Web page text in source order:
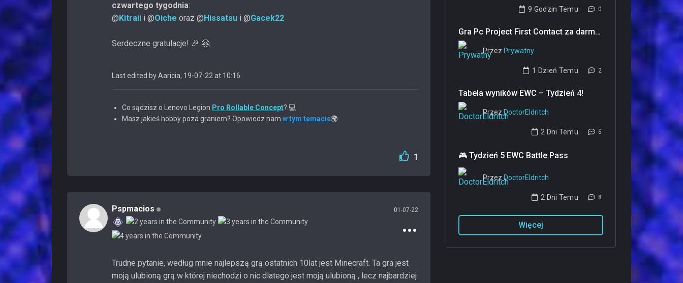
czwartego tygodnia:
@Kitraii i @Oiche oraz @Hissatsu i @Gacek22
Serdeczne gratulacje! 🎉 🤗
Last edited by Aaricia; 19-07-22 at 10:16
Co sądzisz o Lenovo Legion Pro Rollable Concept? 💻
Masz jakieś hobby poza graniem? Opowiedz nam w tym temacie🌍
1
Pspmacios 01-07-22
Trudne pytanie, według mnie najlepszą grą ostatnich 10lat jest Minecraft. Ta gra jest
moją ulubioną grą w której niechodzi o nic dlatego jest moją ulubioną , lecz najbardziej
9 Godzin Temu 0
Gra Pc Project First Contact za darmo...
Przez Prywatny
1 Dzień Temu 2
Tabela wyników EWC – Tydzień 4!
Przez DoctorEldritch
2 Dni Temu 6
🎮 Tydzień 5 EWC Battle Pass
Przez DoctorEldritch
2 Dni Temu 8
Więcej